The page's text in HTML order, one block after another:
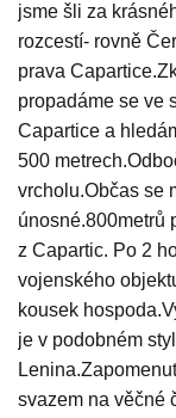
jsme šli za
rozcestí- rovně
prava
propadáme se ve
Capartice a
500
vrcholu.Občas se
únosné.800metrů
z Capartic. Po 2
vojenského
kousek
je v podobném
svazem na věčné